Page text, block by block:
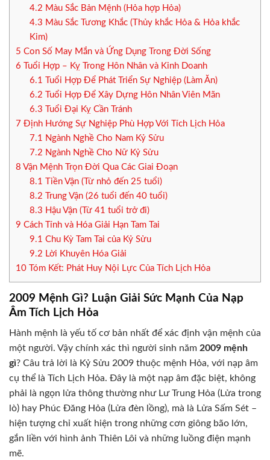
4.2 Màu Sắc Bản Mệnh (Hỏa hợp Hỏa)
4.3 Màu Sắc Tương Khắc (Thủy khắc Hỏa & Hỏa khắc
Kim)
5 Con Số May Mắn và Ứng Dụng Trong Đời Sống
6 Tuổi Hợp – Kỵ Trong Hôn Nhân và Kinh Doanh
6.1
Tuổi Hợp Để Phát Triển Sự Nghiệp (Làm Ăn)
6.2 Tuổi Hợp Để Xây Dựng Hôn Nhân Viên Mãn
6.3 Tuổi Đại Kỵ Cần Tránh
7 Định Hướng Sự Nghiệp Phù Hợp Với Tích Lịch Hỏa
7.1
Ngành Nghề Cho Nam Kỷ Sửu
7.2 Ngành Nghề Cho Nữ Kỷ Sửu
8 Vận Mệnh Trọn Đời Qua Các Giai Đoạn
8.1
Tiền Vận (Từ nhỏ đến 25 tuổi)
8.2 Trung Vận (26 tuổi đến 40 tuổi)
8.3 Hậu Vận (Từ 41 tuổi trở đi)
9 Cách Tính và Hóa Giải Hạn Tam Tai
9.1 Chu Kỳ Tam Tai của Kỷ Sửu
9.2 Lời Khuyên Hóa Giải
10 Tóm Kết: Phát Huy Nội Lực Của Tích Lịch Hỏa
2009 Mệnh Gì? Luận Giải Sức Mạnh Của Nạp
Âm Tích Lịch Hỏa
Hành mệnh là yếu tố cơ bản nhất để xác định vận mệnh của
một người. Vậy chính xác thì người sinh năm 2009 mệnh
gì? Câu trả lời là Kỷ Sửu 2009 thuộc mệnh Hỏa, với nạp âm
cụ thể là Tích Lịch Hỏa. Đây là một nạp âm đặc biệt, không
phải là ngọn lửa thông thường như Lư Trung Hỏa (Lửa trong
lò) hay Phúc Đăng Hỏa (Lửa đèn lồng), mà là Lửa Sấm Sét –
hiện tượng chỉ xuất hiện trong những cơn giông bão lớn,
gắn liền với hình ảnh Thiên Lôi và những luồng điện mạnh
mẽ.